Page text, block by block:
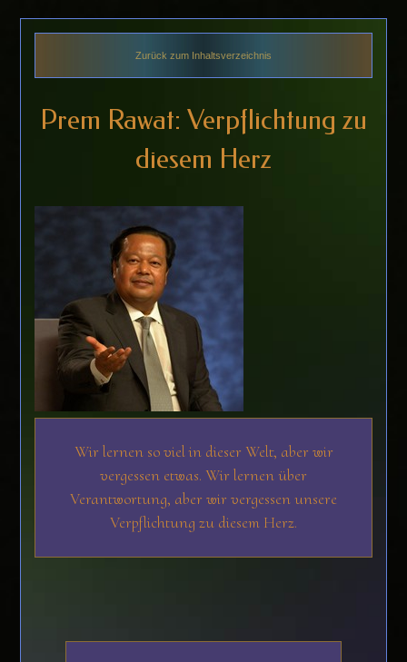
Zurück zum Inhaltsverzeichnis
Prem Rawat: Verpflichtung zu
diesem Herz
Wir lernen so viel in dieser Welt, aber wir
vergessen etwas. Wir lernen über
Verantwortung, aber wir vergessen unsere
Verpflichtung zu diesem Herz.